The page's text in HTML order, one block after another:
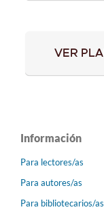
Información
Para lectores/as
Para autores/as
Para bibliotecarios/as